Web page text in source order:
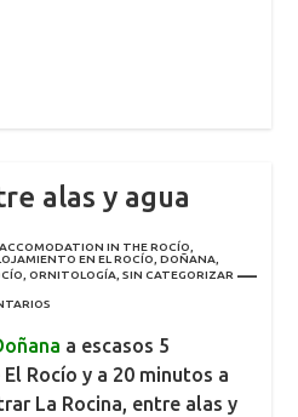
alas y agua
ACCOMODATION IN THE ROCÍO
EN EL ROCÍO DOÑANA
ORNITOLOGÍA SIN CATEGORIZAR
a escasos 5
Rocío y a 20 minutos a
La Rocina, entre alas y